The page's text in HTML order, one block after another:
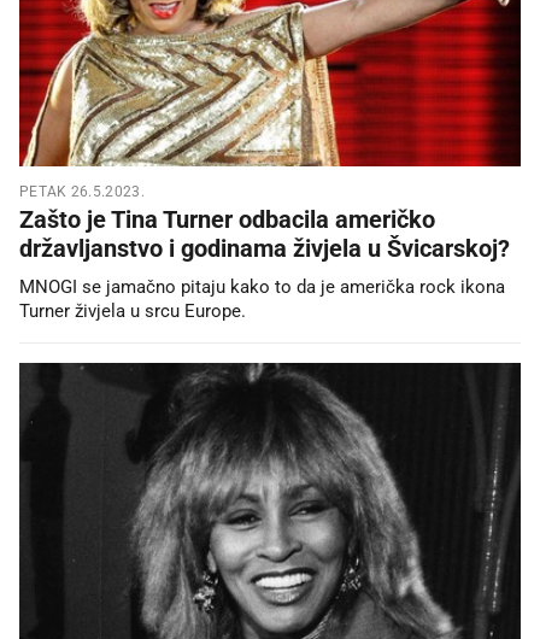
PETAK 26.5.2023.
Zašto je Tina Turner odbacila američko
državljanstvo i godinama živjela u Švicarskoj?
MNOGI se jamačno pitaju kako to da je američka rock ikona
Turner živjela u srcu Europe.